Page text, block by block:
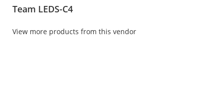
Team LEDS-C4
View more products from this vendor